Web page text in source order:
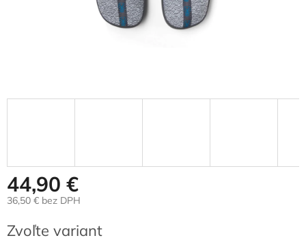
44,90 €
36,50 € bez DPH
cena:
Zvoľte variant